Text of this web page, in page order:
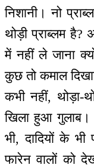
निशानी। नो
थोड़ी प्राब्लम है?
में नहीं ले जाना
कुछ तो कमाल
कभी नहीं, थोड़ा-
खिला हुआ गुलाब।
भी, दादियों के
फारेन वालों को